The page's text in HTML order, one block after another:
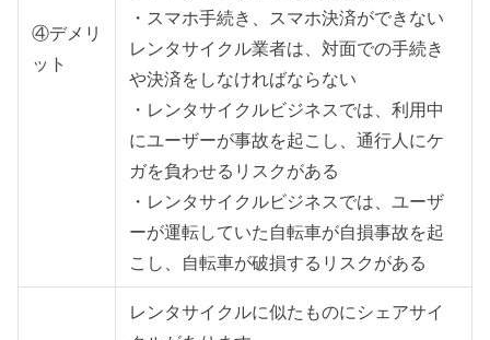
④デメリ
ット
・スマホ手続き、スマホ決済ができない
レンタサイクル業者は、対面での手続き
や決済をしなければならない
・レンタサイクルビジネスでは、利用中
にユーザーが事故を起こし、通行人にケ
ガを負わせるリスクがある
・レンタサイクルビジネスでは、ユーザ
ーが運転していた自転車が自損事故を起
こし、自転車が破損するリスクがある
レンタサイクルに似たものにシェアサイ